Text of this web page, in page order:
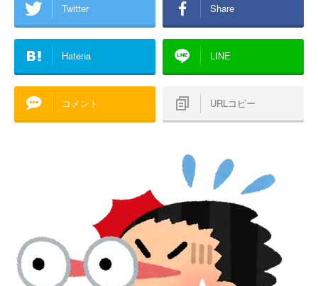
Twitter Share
Hatena LINE
コメント URLコピー